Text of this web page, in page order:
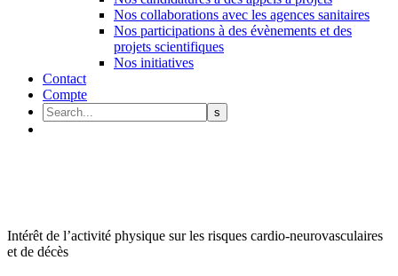
Nos collaborations avec les agences sanitaires
Nos participations à des évènements et des
projets scientifiques
Nos initiatives
Contact
Compte
Intérêt de l’activité physique sur les risques cardio-neurovasculaires
et de décès